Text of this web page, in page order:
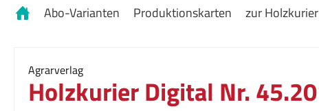
Abo-Varianten Produktionskarten zur
Agrarverlag
Holzkurier Digital Nr.